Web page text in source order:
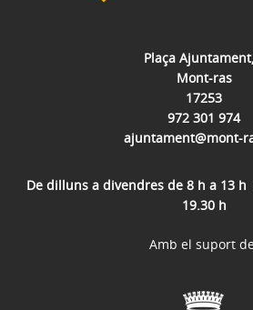
Plaça
Mont-ras
17253
972 301 974
ajuntament@mont-
De dilluns a divendres de 8 h a 13
19.30 h
Amb el suport